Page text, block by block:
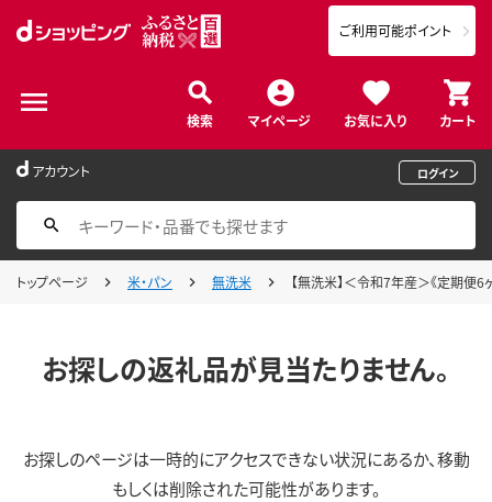
検索 マイページ お気に入り カート
ご利用可能ポイント
アカウント ログイン
トップページ 米・パン 無洗米 【無洗米】＜令和7年産＞《定期
お探しの返礼品が見当たりません。
お探しのページは一時的にアクセスできない状況にあるか、移動
もしくは削除された可能性があります。